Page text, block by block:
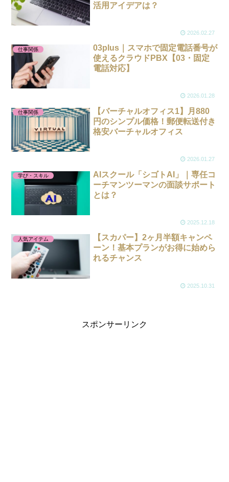
活用アイデアは？
2026.02.27
仕事関係
03plus｜スマホで固定電話番号が
使えるクラウドPBX【03・固定
電話対応】
2026.01.28
仕事関係
【バーチャルオフィス1】月880
円のシンプル価格！郵便転送付き
格安バーチャルオフィス
2026.01.27
学び・スキル
AIスクール「シゴトAI」｜専任コ
ーチマンツーマンの面談サポート
とは？
2025.12.18
人気アイテム
【スカパー】2ヶ月半額キャンペ
ーン！基本プランがお得に始めら
れるチャンス
2025.10.31
スポンサーリンク